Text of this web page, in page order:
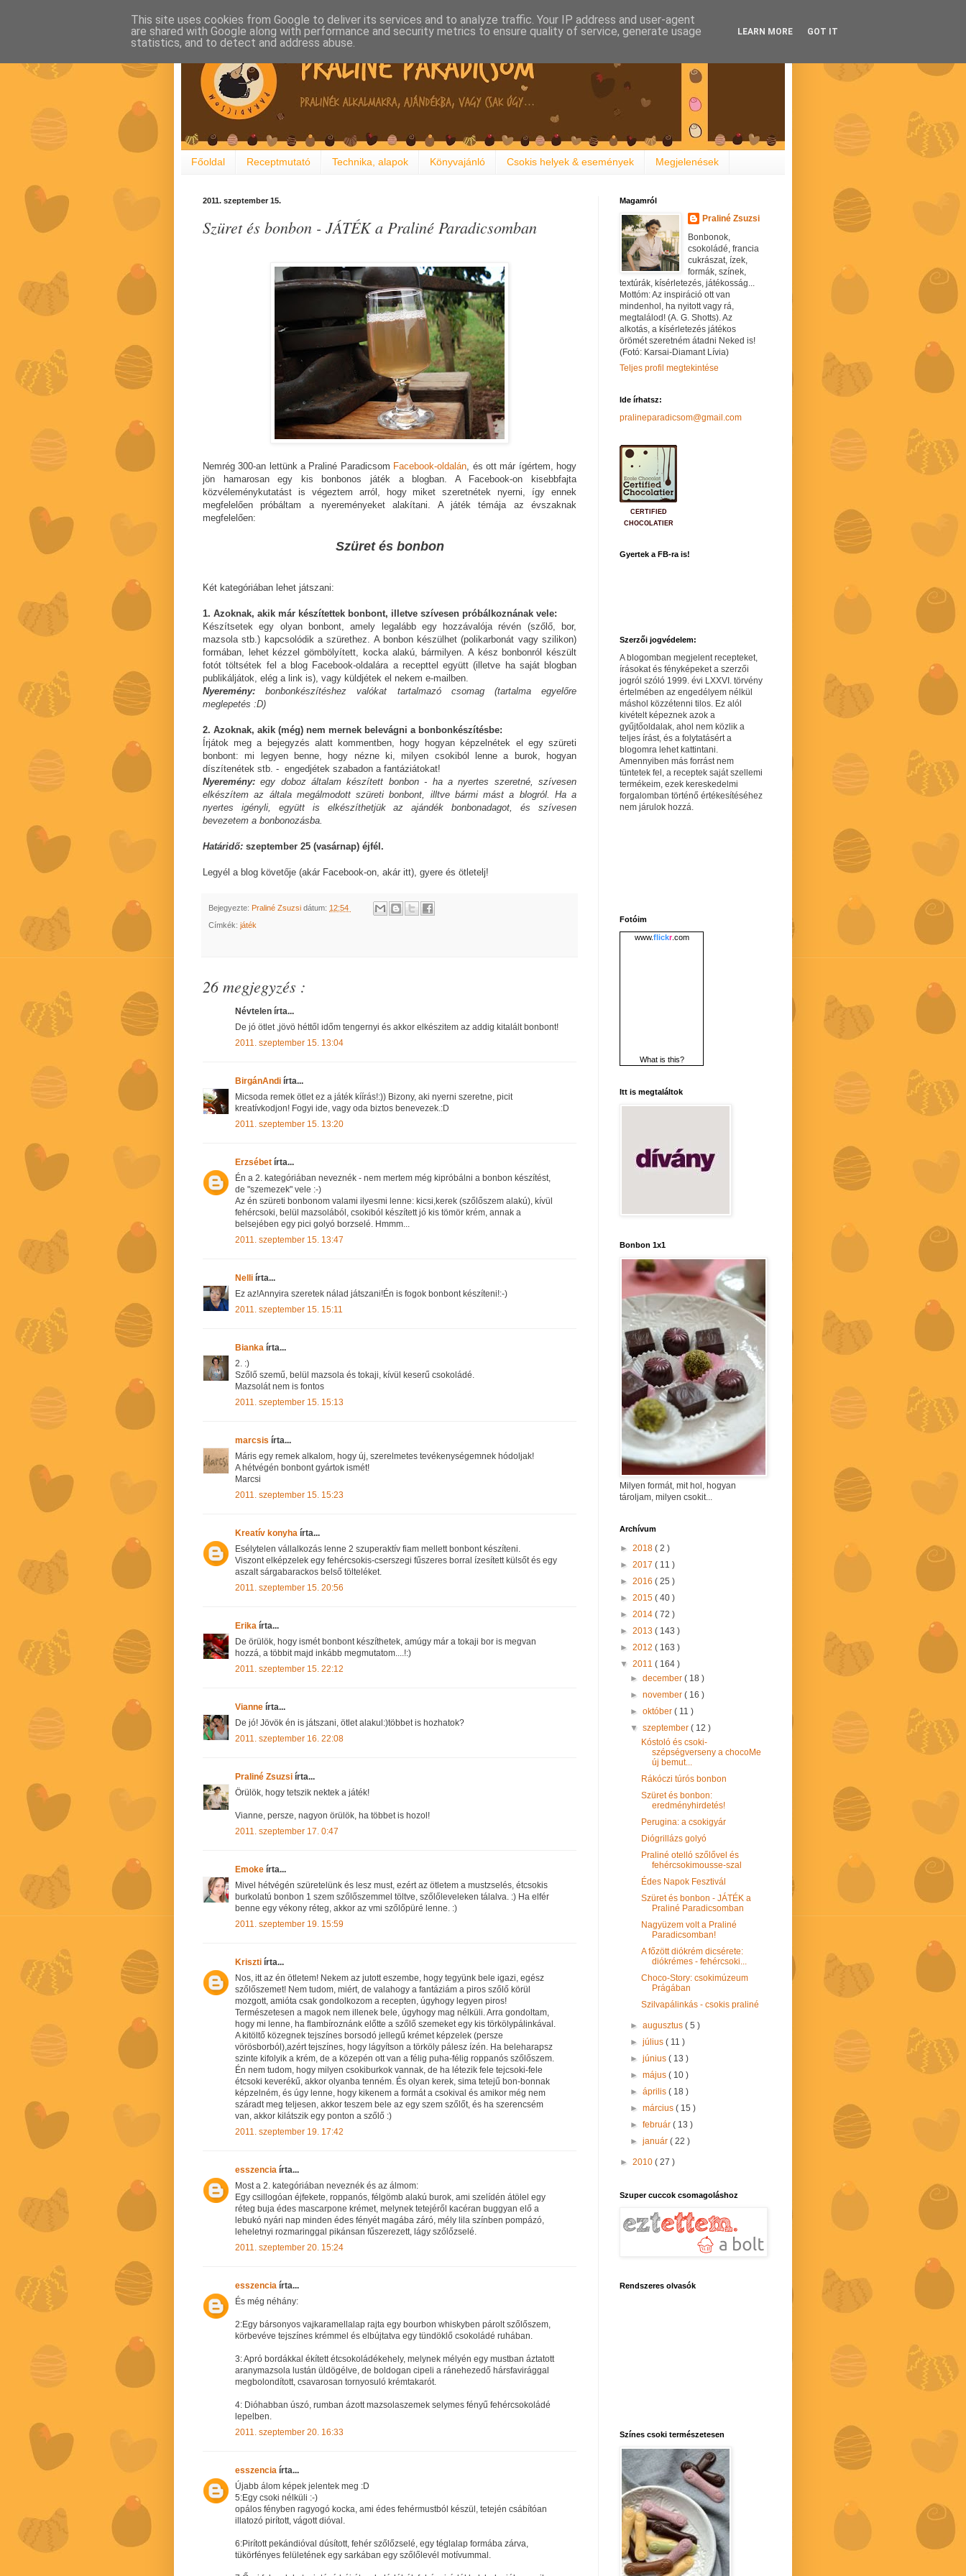
Főoldal Receptmutató Technika, alapok Könyvajánló Csokis helyek & események Megjelenések
2011. szeptember 15.
Szüret és bonbon - JÁTÉK a Praliné Paradicsomban
Nemrég 300-an lettünk a Praliné Paradicsom Facebook-oldalán, és ott már ígértem, hogy
jön hamarosan egy kis bonbonos játék a blogban. A Facebook-on kisebbfajta
közvéleménykutatást is végeztem arról, hogy miket szeretnétek nyerni, így ennek
megfelelően próbáltam a nyereményeket alakítani. A játék témája az évszaknak
megfelelően:
Szüret és bonbon
Két kategóriában lehet játszani:
1. Azoknak, akik már készítettek bonbont, illetve szívesen próbálkoznának vele:
Készítsetek egy olyan bonbont, amely legalább egy hozzávalója révén (szőlő, bor,
mazsola stb.) kapcsolódik a szürethez. A bonbon készülhet (polikarbonát vagy szilikon)
formában, lehet kézzel gömbölyített, kocka alakú, bármilyen. A kész bonbonról készült
fotót töltsétek fel a blog Facebook-oldalára a recepttel együtt (illetve ha saját blogban
publikáljátok, elég a link is), vagy küldjétek el nekem e-mailben.
Nyeremény: bonbonkészítéshez valókat tartalmazó csomag (tartalma egyelőre
meglepetés :D)
2. Azoknak, akik (még) nem mernek belevágni a bonbonkészítésbe:
Írjátok meg a bejegyzés alatt kommentben, hogy hogyan képzelnétek el egy szüreti
bonbont: mi legyen benne, hogy nézne ki, milyen csokiból lenne a burok, hogyan
díszítenétek stb. - engedjétek szabadon a fantáziátokat!
Nyeremény: egy doboz általam készített bonbon - ha a nyertes szeretné, szívesen
elkészítem az általa megálmodott szüreti bonbont, illtve bármi mást a blogról. Ha a
nyertes igényli, együtt is elkészíthetjük az ajándék bonbonadagot, és szívesen
bevezetem a bonbonozásba.
Határidő: szeptember 25 (vasárnap) éjfél.
Legyél a blog követője (akár Facebook-on, akár itt), gyere és ötletelj!
Bejegyezte: Praliné Zsuzsi dátum: 12:54
Címkék: játék
26 megjegyzés :
Névtelen írta...
De jó ötlet ,jövö héttől időm tengernyi és akkor elkészitem az addig kitalált bonbont!
2011. szeptember 15. 13:04
BirgánAndi írta...
Micsoda remek ötlet ez a játék kíírás!:)) Bizony, aki nyerni szeretne, picit
kreatívkodjon! Fogyi ide, vagy oda biztos benevezek.:D
2011. szeptember 15. 13:20
Erzsébet írta...
Én a 2. kategóriában neveznék - nem mertem még kipróbálni a bonbon készítést,
de "szemezek" vele :-)
Az én szüreti bonbonom valami ilyesmi lenne: kicsi,kerek (szőlőszem alakú), kívül
fehércsoki, belül mazsolából, csokiból készített jó kis tömör krém, annak a
belsejében egy pici golyó borzselé. Hmmm...
2011. szeptember 15. 13:47
Nelli írta...
Ez az!Annyira szeretek nálad játszani!Én is fogok bonbont készíteni!:-)
2011. szeptember 15. 15:11
Bianka írta...
2. :)
Szőlő szemű, belül mazsola és tokaji, kívül keserű csokoládé.
Mazsolát nem is fontos
2011. szeptember 15. 15:13
marcsis írta...
Máris egy remek alkalom, hogy új, szerelmetes tevékenységemnek hódoljak!
A hétvégén bonbont gyártok ismét!
Marcsi
2011. szeptember 15. 15:23
Kreatív konyha írta...
Esélytelen vállalkozás lenne 2 szuperaktív fiam mellett bonbont készíteni.
Viszont elképzelek egy fehércsokis-cserszegi fűszeres borral ízesített külsőt és egy
aszalt sárgabarackos belső tölteléket.
2011. szeptember 15. 20:56
Erika írta...
De örülök, hogy ismét bonbont készíthetek, amúgy már a tokaji bor is megvan
hozzá, a többit majd inkább megmutatom....!:)
2011. szeptember 15. 22:12
Vianne írta...
De jó! Jövök én is játszani, ötlet alakul:)többet is hozhatok?
2011. szeptember 16. 22:08
Praliné Zsuzsi írta...
Örülök, hogy tetszik nektek a játék!
Vianne, persze, nagyon örülök, ha többet is hozol!
2011. szeptember 17. 0:47
Emoke írta...
Mivel hétvégén szüretelünk és lesz must, ezért az ötletem a mustzselés, étcsokis
burkolatú bonbon 1 szem szőlőszemmel töltve, szőlőleveleken tálalva. :) Ha elfér
benne egy vékony réteg, akkor az vmi szőlőpüré lenne. :)
2011. szeptember 19. 15:59
Kriszti írta...
Nos, itt az én ötletem! Nekem az jutott eszembe, hogy tegyünk bele igazi, egész
szőlőszemet! Nem tudom, miért, de valahogy a fantáziám a piros szőlő körül
mozgott, amióta csak gondolkozom a recepten, úgyhogy legyen piros!
Természetesen a magok nem illenek bele, úgyhogy mag nélküli. Arra gondoltam,
hogy mi lenne, ha flambíroznánk előtte a szőlő szemeket egy kis törkölypálinkával.
A kitöltő közegnek tejszínes borsodó jellegű krémet képzelek (persze
vörösborból),azért tejszínes, hogy lágyítson a törköly pálesz ízén. Ha beleharapsz
szinte kifolyik a krém, de a közepén ott van a félig puha-félig roppanós szőlőszem.
Én nem tudom, hogy milyen csokiburkok vannak, de ha létezik fele tejcsoki-fele
étcsoki keverékű, akkor olyanba tenném. És olyan kerek, sima tetejű bon-bonnak
képzelném, és úgy lenne, hogy kikenem a formát a csokival és amikor még nem
száradt meg teljesen, akkor teszem bele az egy szem szőlőt, és ha szerencsém
van, akkor kilátszik egy ponton a szőlő :)
2011. szeptember 19. 17:42
esszencia írta...
Most a 2. kategóriában neveznék és az álmom:
Egy csillogóan éjfekete, roppanós, félgömb alakú burok, ami szelídén átölel egy
réteg buja édes mascarpone krémet, melynek tetejéről kacéran buggyan elő a
lebukó nyári nap minden édes fényét magába záró, mély lila színben pompázó,
leheletnyi rozmaringgal pikánsan fűszerezett, lágy szőlőzselé.
2011. szeptember 20. 15:24
esszencia írta...
És még néhány:
2:Egy bársonyos vajkaramellalap rajta egy bourbon whiskyben párolt szőlőszem,
körbevéve tejszínes krémmel és elbújtatva egy tündöklő csokoládé ruhában.
3: Apró bordákkal ékített étcsokoládékehely, melynek mélyén egy mustban áztatott
aranymazsola lustán üldögélve, de boldogan cipeli a ránehezedő hársfavirággal
megbolondított, csavarosan tornyosuló krémtakarót.
4: Dióhabban úszó, rumban ázott mazsolaszemek selymes fényű fehércsokoládé
lepelben.
2011. szeptember 20. 16:33
esszencia írta...
Újabb álom képek jelentek meg :D
5:Egy csoki nélküli :-)
opálos fényben ragyogó kocka, ami édes fehérmustból készül, tetején csábítóan
illatozó pirított, vágott dióval.
6:Pirított pekándióval dúsított, fehér szőlőzselé, egy téglalap formába zárva,
tükörfényes felületének egy sarkában egy szőlőlevél motívummal.
Magamról
Praliné Zsuzsi
Bonbonok,
csokoládé, francia
cukrászat, ízek,
formák, színek,
textúrák, kísérletezés, játékosság...
Mottóm: Az inspiráció ott van
mindenhol, ha nyitott vagy rá,
megtalálod! (A. G. Shotts). Az
alkotás, a kísérletezés játékos
örömét szeretném átadni Neked is!
(Fotó: Karsai-Diamant Lívia)
Teljes profil megtekintése
Ide írhatsz:
pralineparadicsom@gmail.com
CERTIFIED
CHOCOLATIER
Gyertek a FB-ra is!
Szerzői jogvédelem:
A blogomban megjelent recepteket,
írásokat és fényképeket a szerzői
jogról szóló 1999. évi LXXVI. törvény
értelmében az engedélyem nélkül
máshol közzétenni tilos. Ez alól
kivételt képeznek azok a
gyűjtőoldalak, ahol nem közlik a
teljes írást, és a folytatásért a
blogomra lehet kattintani.
Amennyiben más forrást nem
tüntetek fel, a receptek saját szellemi
termékeim, ezek kereskedelmi
forgalomban történő értékesítéséhez
nem járulok hozzá.
Fotóim
www.flickr.com
What is this?
Itt is megtaláltok
Bonbon 1x1
Milyen formát, mit hol, hogyan
tároljam, milyen csokit...
Archívum
► 2018 ( 2 )
► 2017 ( 11 )
► 2016 ( 25 )
► 2015 ( 40 )
► 2014 ( 72 )
► 2013 ( 143 )
► 2012 ( 163 )
▼ 2011 ( 164 )
►december( 18 )
►november( 16 )
►október( 11 )
▼szeptember( 12 )
Kóstoló és csoki-
szépségverseny a chocoMe
új bemut...
Rákóczi túrós bonbon
Szüret és bonbon:
eredményhirdetés!
Perugina: a csokigyár
Diógrillázs golyó
Praliné otelló szőlővel és
fehércsokimousse-szal
Édes Napok Fesztivál
Szüret és bonbon - JÁTÉK a
Praliné Paradicsomban
Nagyüzem volt a Praliné
Paradicsomban!
A főzött diókrém dicsérete:
diókrémes - fehércsoki...
Choco-Story: csokimúzeum
Prágában
Szilvapálinkás - csokis praliné
►augusztus( 5 )
►július( 11 )
►június( 13 )
►május( 10 )
►április( 18 )
►március( 15 )
►február( 13 )
►január( 22 )
► 2010 ( 27 )
Szuper cuccok csomagoláshoz
Rendszeres olvasók
Színes csoki természetesen
This site uses cookies from Google to deliver its services and to analyze traffic. Your IP address and user-agent
are shared with Google along with performance and security metrics to ensure quality of service, generate usage
statistics, and to detect and address abuse.
LEARN MORE GOT IT